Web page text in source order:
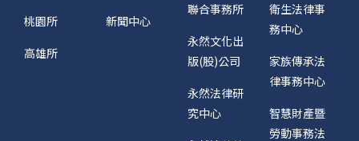
桃園所
高雄所
新聞中心
聯合事務所
永然文化出
版(股)公司
永然法律研
究中心
衛生法律事
務中心
家族傳承法
律事務中心
智慧財產暨
勞動事務法